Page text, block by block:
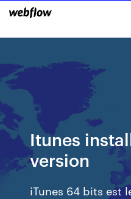
Itunes
version
iTunes 64 bits est